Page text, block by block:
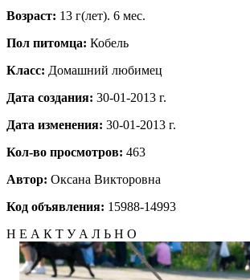
Возраст: 13 г(лет). 6 мес.
Пол питомца: Кобель
Класс: Домашний любимец
Дата создания: 30-01-2013 г.
Дата изменения: 30-01-2013 г.
Кол-во просмотров: 463
Автор: Оксана Викторовна
Код объявления: 15988-14993
Н Е А К Т У А Л Ь Н О